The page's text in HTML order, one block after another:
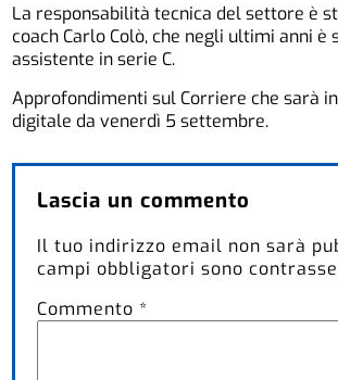
La responsabilità tecnica del settore è
coach Carlo Colò, che negli ultimi anni è
assistente in serie C.
Approfondimenti sul Corriere che sarà
digitale da venerdì 5 settembre.
Lascia un commento
Il tuo indirizzo email non sarà
campi obbligatori sono
Commento *